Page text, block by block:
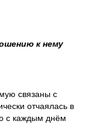
к нему
связаны с
отчаялась в
с каждым днём